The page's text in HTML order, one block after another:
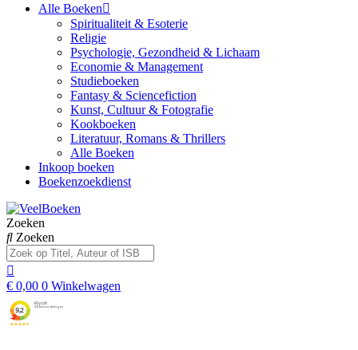
Alle Boeken
Spiritualiteit & Esoterie
Religie
Psychologie, Gezondheid & Lichaam
Economie & Management
Studieboeken
Fantasy & Sciencefiction
Kunst, Cultuur & Fotografie
Kookboeken
Literatuur, Romans & Thrillers
Alle Boeken
Inkoop boeken
Boekenzoekdienst
Zoeken
Zoeken
€ 0,00 0 Winkelwagen